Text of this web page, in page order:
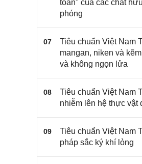
toàn" của các chất
phóng
07
Tiêu chuẩn Việt Nam
mangan, niken và
và không ngọn lửa
08
Tiêu chuẩn Việt Nam
nhiễm lên hệ thực vật
09
Tiêu chuẩn Việt Nam
pháp sắc ký khí lỏng